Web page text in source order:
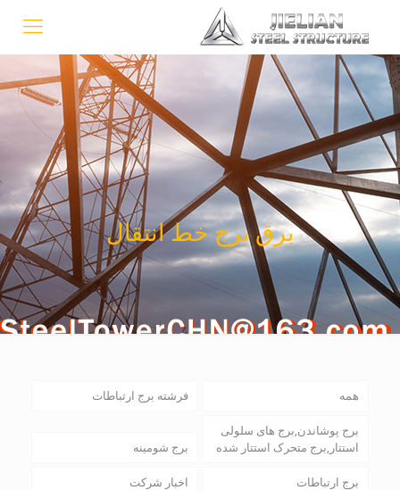
برق برج خط انتقال
همه فرشته برج ارتباطات
برج پوشاندن,برج های سلولی
استتار,برج متحرک استتار شده
برج شومینه
برج ارتباطات اخبار شرکت